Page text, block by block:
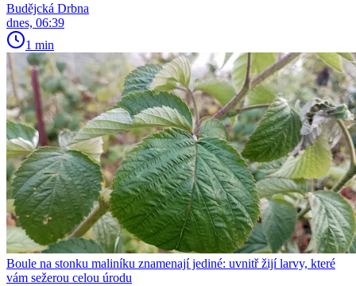
Budějcká Drbna
dnes, 06:39
1 min
Boule na stonku maliníku znamenají jediné: uvnitř žijí larvy, které
vám sežerou celou úrodu